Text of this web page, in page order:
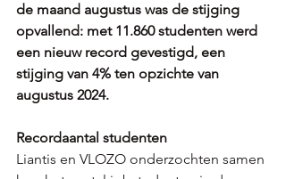
de maand augustus was de stijging
opvallend: met 11.860 studenten werd
een nieuw record gevestigd, een
stijging van 4% ten opzichte van
augustus 2024.
Recordaantal studenten
Liantis en VLOZO onderzochten samen